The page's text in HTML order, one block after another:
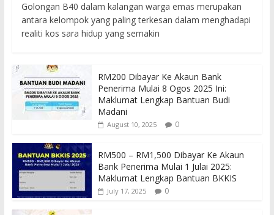
Golongan B40 dalam kalangan warga emas merupakan
antara kelompok yang paling terkesan dalam menghadapi
realiti kos sara hidup yang semakin
RM200 Dibayar Ke Akaun Bank
Penerima Mulai 8 Ogos 2025 Ini:
Maklumat Lengkap Bantuan Budi
Madani
August 10, 2025 0
RM500 – RM1,500 Dibayar Ke Akaun
Bank Penerima Mulai 1 Julai 2025:
Maklumat Lengkap Bantuan BKKIS
July 17, 2025 0